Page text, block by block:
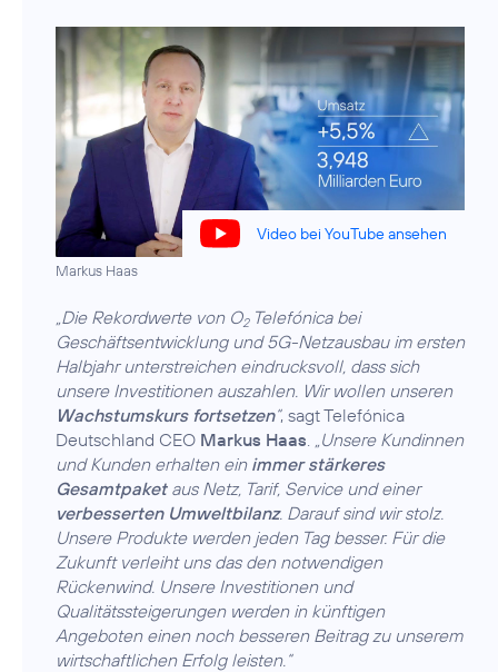
Video bei YouTube ansehen
Markus Haas
„Die Rekordwerte von O2Telefónica bei
Geschäftsentwicklung und 5G-Netzausbau im ersten
Halbjahr unterstreichen eindrucksvoll, dass sich
unsere Investitionen auszahlen. Wir wollen unseren
Wachstumskurs fortsetzen“, sagt Telefónica
Deutschland CEO Markus Haas
„Unsere Kundinnen
und Kunden erhalten ein immer stärkeres
Gesamtpaketaus Netz, Tarif, Service und einer
verbesserten Umweltbilanz. Darauf sind wir stolz.
Unsere Produkte werden jeden Tag besser. Für die
Zukunft verleiht uns das den notwendigen
Rückenwind. Unsere Investitionen und
Qualitätssteigerungen werden in künftigen
Angeboten einen noch besseren Beitrag zu unserem
wirtschaftlichen Erfolg leisten.“